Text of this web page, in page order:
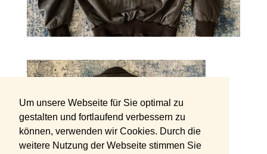
Um unsere Webseite für Sie optimal zu
gestalten und fortlaufend verbessern zu
können, verwenden wir Cookies. Durch die
weitere Nutzung der Webseite stimmen Sie